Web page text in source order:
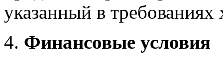
указанный в
Финансовые условия